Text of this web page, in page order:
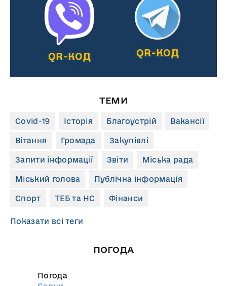
QR-КОД QR-КОД
ТЕМИ
Covid-19 Історія Благоустрій Вакансії
Вітання Громада Закупівлі
Запити інформації Звіти Міська рада
Міський голова Публічна інформація
Спорт ТЕБ та НС Фінанси
Показати всі теги
ПОГОДА
Погода